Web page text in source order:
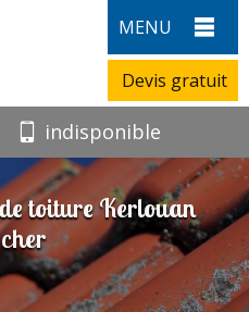
MENU
Devis gratuit
indisponible
toiture Kerlouan